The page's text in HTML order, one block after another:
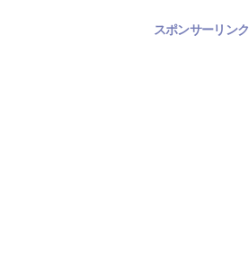
スポンサーリンク